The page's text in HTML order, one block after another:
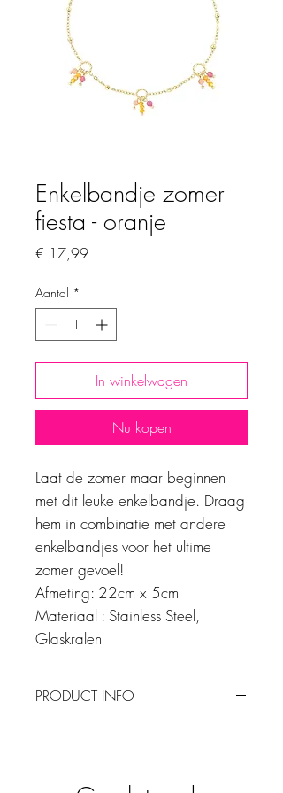
Enkelbandje zomer
fiesta - oranje
€ 17,99Prijs
Aantal *
In winkelwagen
Nu kopen
Laat de zomer maar beginnen
met dit leuke enkelbandje. Draag
hem in combinatie met andere
enkelbandjes voor het ultime
zomer gevoel!
Afmeting: 22cm x 5cm
Materiaal : Stainless Steel,
Glaskralen
PRODUCT INFO